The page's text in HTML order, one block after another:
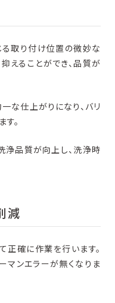
取り付け位置の微妙な
えることができ、品質が
な仕上がりになり、バリ
。
浄品質が向上し、洗浄時
減
正確に作業を行います。
マンエラーが無くなりま